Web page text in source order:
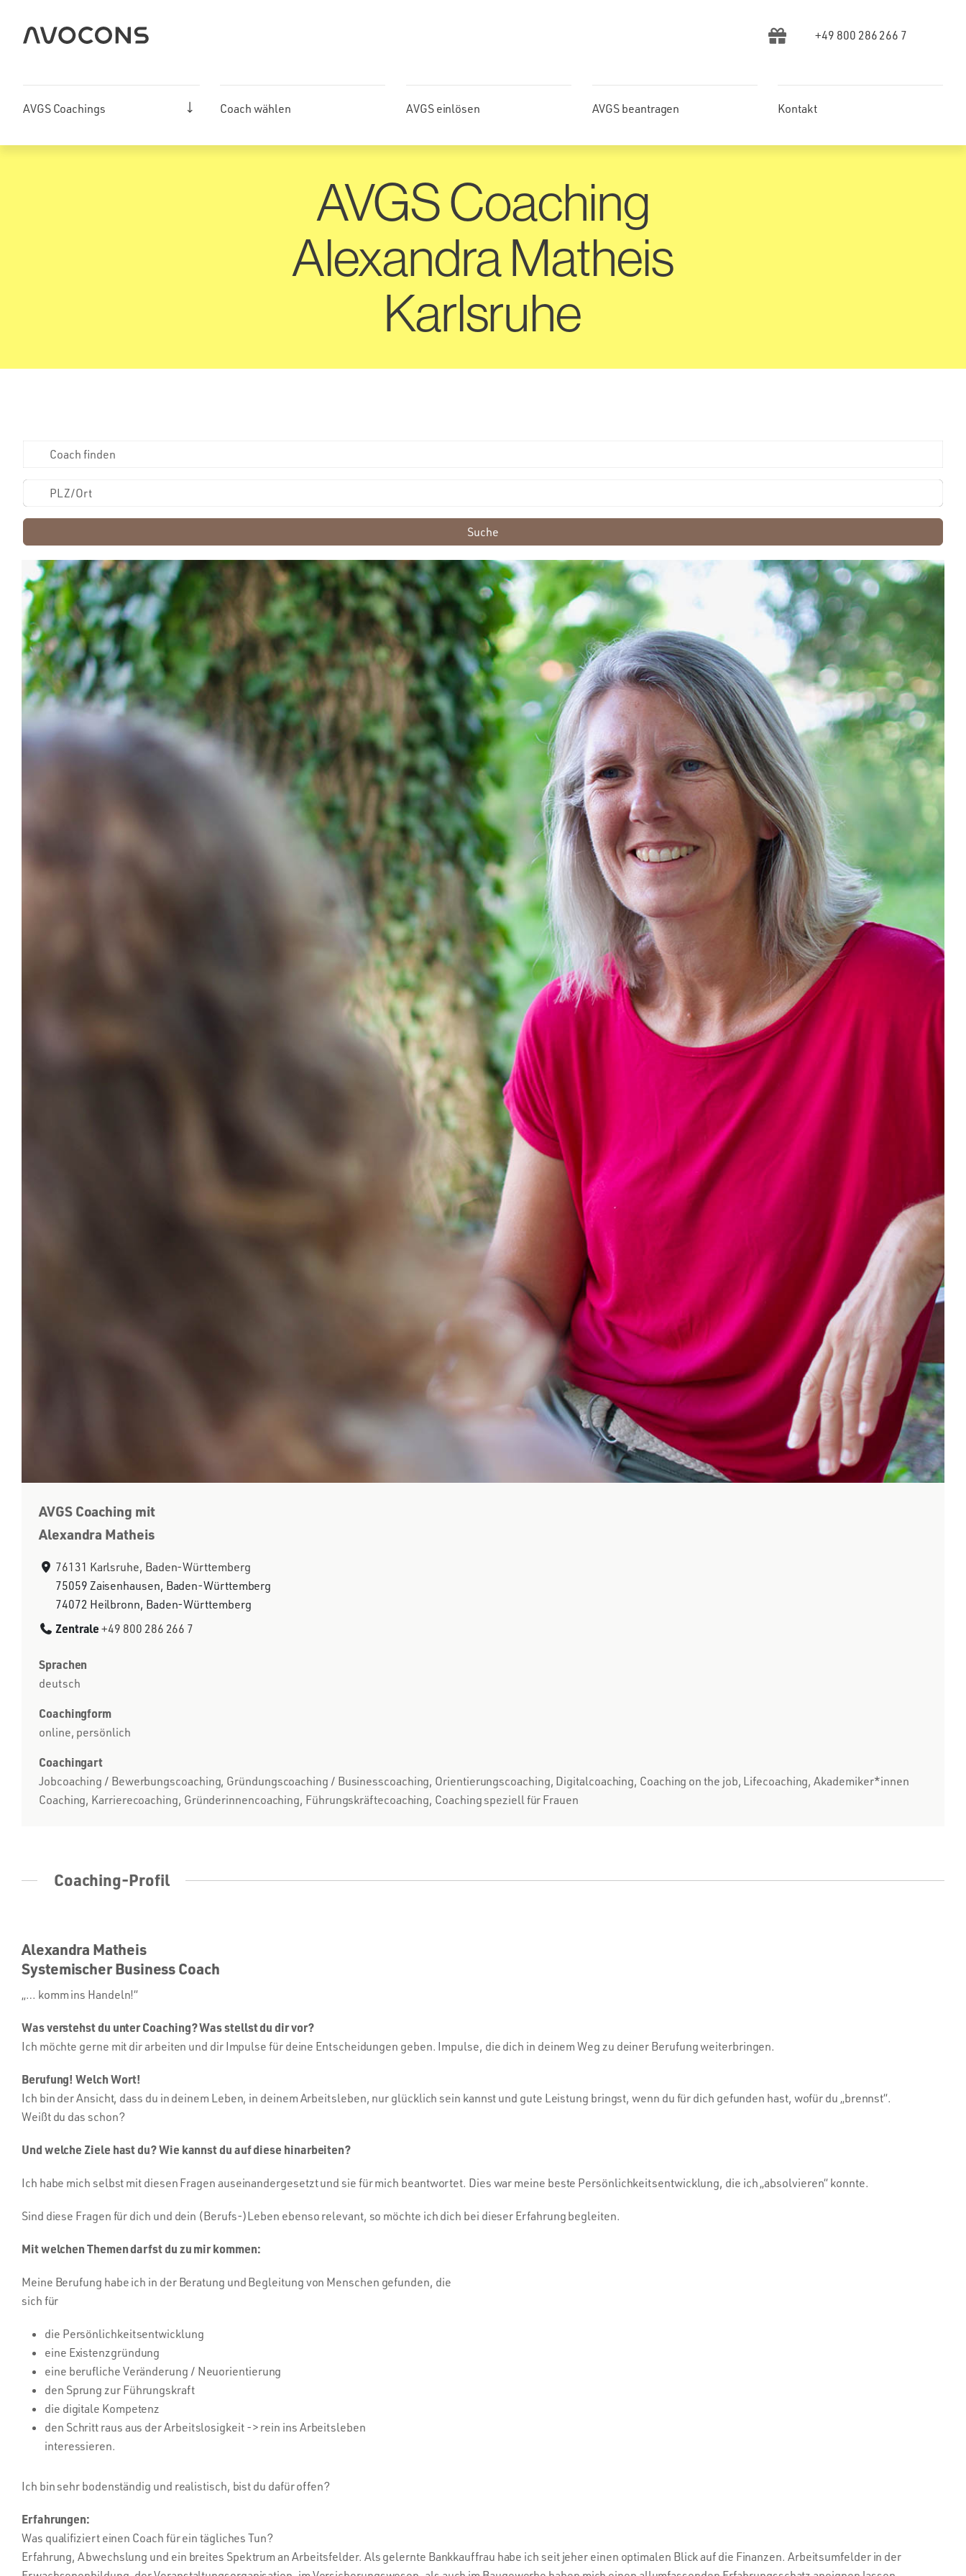
Inhalt
springen
+49 800 286 266 7
AVGS Coachings Coach wählen AVGS einlösen AVGS beantragen Kontakt
AVGS Coaching
Alexandra Matheis
Karlsruhe
Suche
AVGS Coaching mit
Alexandra Matheis
76131 Karlsruhe, Baden-Württemberg
75059 Zaisenhausen, Baden-Württemberg
74072 Heilbronn, Baden-Württemberg
Zentrale +49 800 286 266 7
Sprachen
deutsch
Coachingform
online, persönlich
Coachingart
Jobcoaching / Bewerbungscoaching, Gründungscoaching / Businesscoaching, Orientierungscoaching, Digitalcoaching, Coaching on the job, Lifecoaching, Akademiker*innen
Coaching, Karrierecoaching, Gründerinnencoaching, Führungskräftecoaching, Coaching speziell für Frauen
Coaching-Profil
Alexandra Matheis
Systemischer Business Coach
„… komm ins Handeln!“
Was verstehst du unter Coaching? Was stellst du dir vor?
Ich möchte gerne mit dir arbeiten und dir Impulse für deine Entscheidungen geben. Impulse, die dich in deinem Weg zu deiner Berufung weiterbringen.
Berufung! Welch Wort!
Ich bin der Ansicht, dass du in deinem Leben, in deinem Arbeitsleben, nur glücklich sein kannst und gute Leistung bringst, wenn du für dich gefunden hast, wofür du „brennst“.
Weißt du das schon?
Und welche Ziele hast du? Wie kannst du auf diese hinarbeiten?
Ich habe mich selbst mit diesen Fragen auseinandergesetzt und sie für mich beantwortet. Dies war meine beste Persönlichkeitsentwicklung, die ich „absolvieren“ konnte.
Sind diese Fragen für dich und dein (Berufs-)Leben ebenso relevant, so möchte ich dich bei dieser Erfahrung begleiten.
Mit welchen Themen darfst du zu mir kommen:
Meine Berufung habe ich in der Beratung und Begleitung von Menschen gefunden, die
sich für
die Persönlichkeitsentwicklung
eine Existenzgründung
eine berufliche Veränderung / Neuorientierung
den Sprung zur Führungskraft
die digitale Kompetenz
den Schritt raus aus der Arbeitslosigkeit -> rein ins Arbeitsleben
interessieren.
Ich bin sehr bodenständig und realistisch, bist du dafür offen?
Erfahrungen:
Was qualifiziert einen Coach für ein tägliches Tun?
Erfahrung, Abwechslung und ein breites Spektrum an Arbeitsfelder. Als gelernte Bankkauffrau habe ich seit jeher einen optimalen Blick auf die Finanzen. Arbeitsumfelder in der